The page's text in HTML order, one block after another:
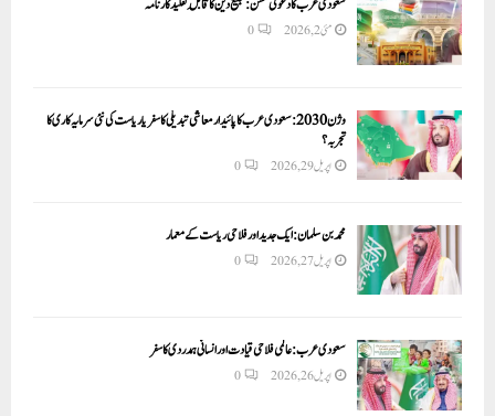
سعودی عرب کا دعوتی مشن: تبلیغ دین کا قابلِ تقلید کارنامہ
مئی 2, 2026 0
وژن 2030:سعودی عرب کا پائیدار معاشی تبدیلی کا سفر یا ریاست کی نئی سرمایہ کاری کا
تجربہ؟
اپریل 29, 2026 0
محمد بن سلمان: ایک جدید اور فلاحی ریاست کے معمار
اپریل 27, 2026 0
سعودی عرب: عالمی فلاحی قیادت اور انسانی ہمدردی کا سفر
اپریل 26, 2026 0